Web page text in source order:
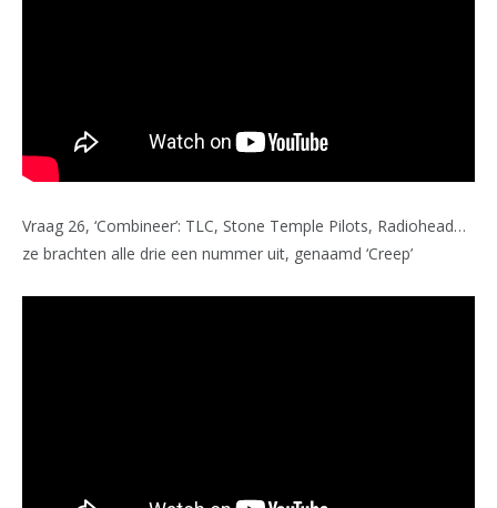
Vraag 26, ‘Combineer’: TLC, Stone Temple Pilots, Radiohead…
ze brachten alle drie een nummer uit, genaamd ‘Creep’